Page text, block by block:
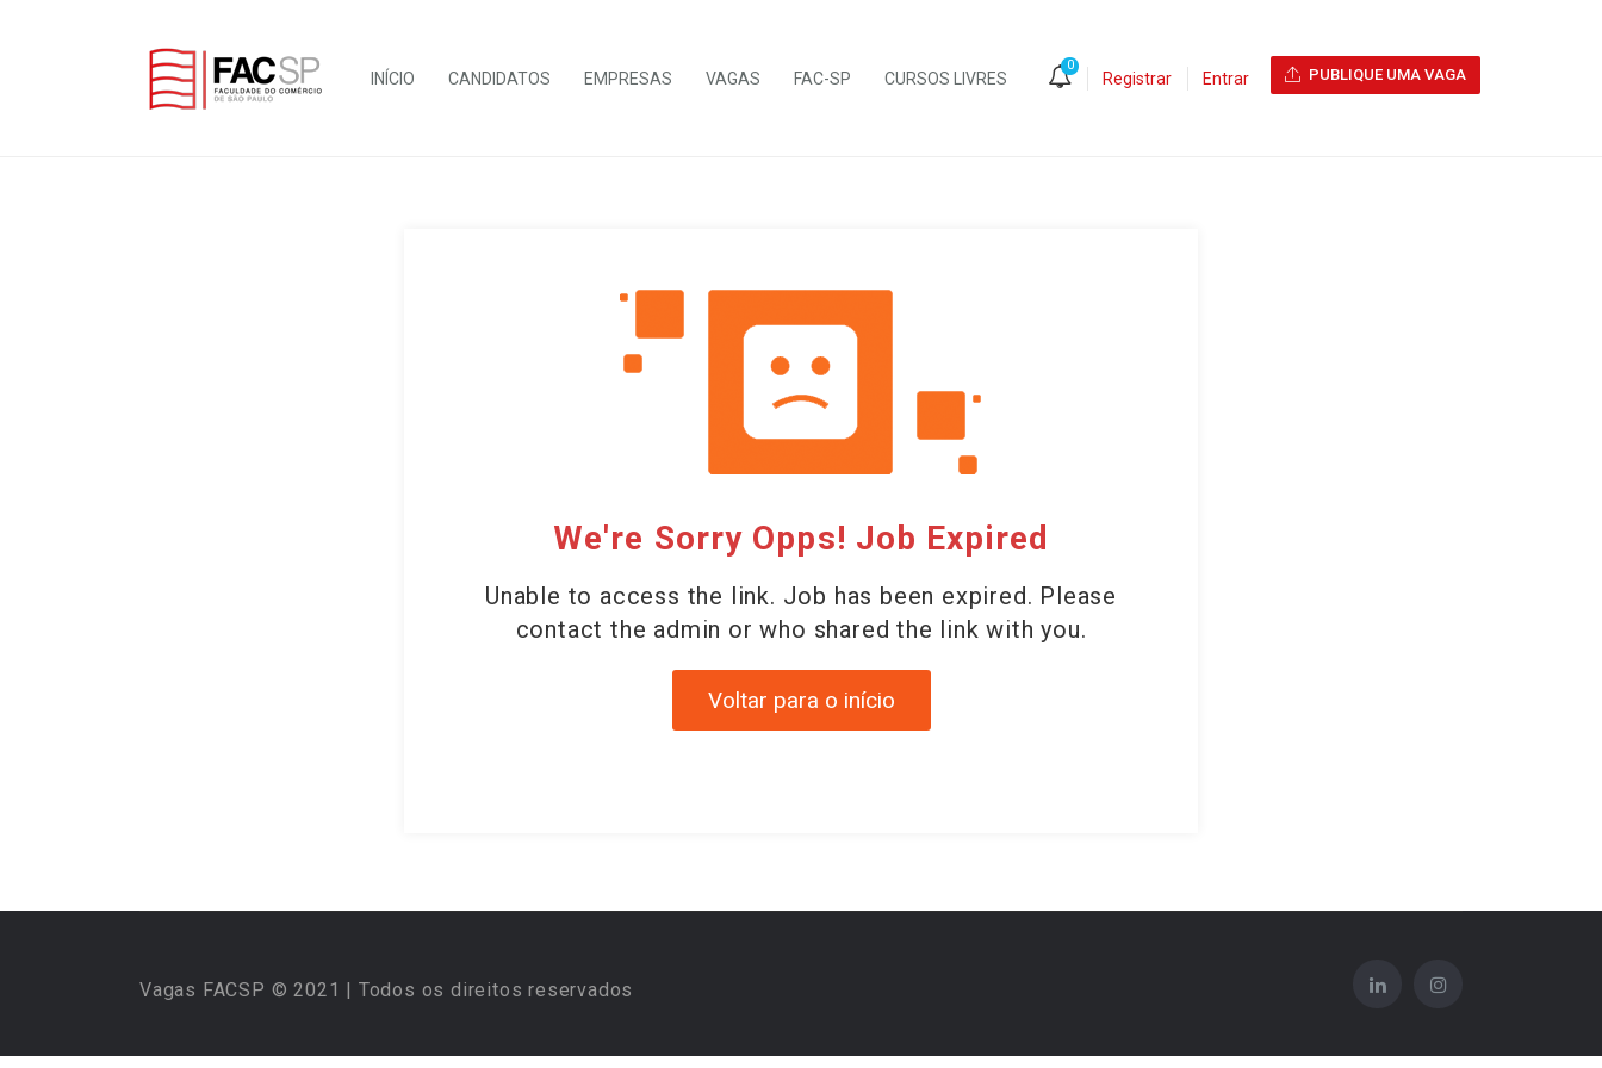
INÍCIO CANDIDATOS EMPRESAS VAGAS FAC-SP CURSOS LIVRES
0
Registrar Entrar PUBLIQUE UMA VAGA
We're Sorry Opps! Job Expired
Unable to access the link. Job has been expired. Please
contact the admin or who shared the link with you.
Voltar para o início
Vagas FACSP © 2021 | Todos os direitos reservados